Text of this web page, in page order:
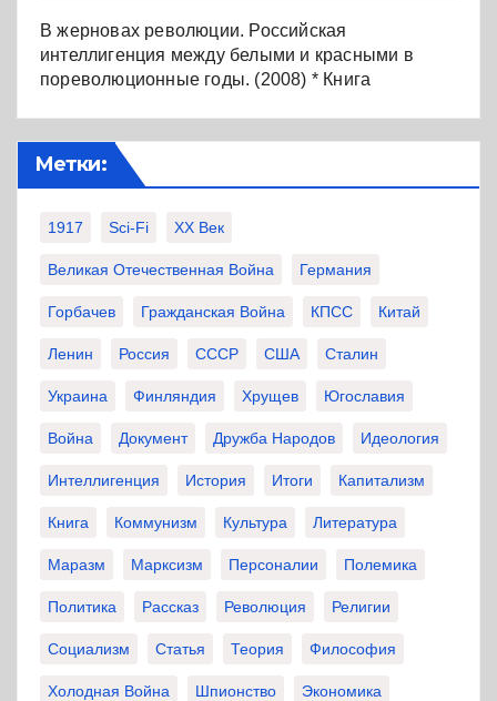
В жерновах революции. Российская
интеллигенция между белыми и красными в
пореволюционные годы. (2008) * Книга
Метки:
1917 Sci-Fi XX Век
Великая Отечественная Война Германия
Горбачев Гражданская Война КПСС Китай
Ленин Россия СССР США Сталин
Украина Финляндия Хрущев Югославия
Война Документ Дружба Народов Идеология
Интеллигенция История Итоги Капитализм
Книга Коммунизм Культура Литература
Маразм Марксизм Персоналии Полемика
Политика Рассказ Революция Религии
Социализм Статья Теория Философия
Холодная Война Шпионство Экономика